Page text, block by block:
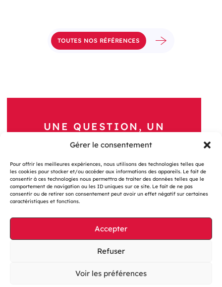
Gérer le consentement
Pour offrir les meilleures expériences, nous utilisons des technologies telles que
les cookies pour stocker et/ou accéder aux informations des appareils. Le fait de
consentir à ces technologies nous permettra de traiter des données telles que le
comportement de navigation ou les ID uniques sur ce site. Le fait de ne pas
consentir ou de retirer son consentement peut avoir un effet négatif sur certaines
caractéristiques et fonctions.
Accepter
Refuser
Voir les préférences
TOUTES NOS RÉFÉRENCES
UNE QUESTION, UN
PROJET ?
Nous Contacter
Gestion des cookies
Mentions légales
Site web éco-conçu